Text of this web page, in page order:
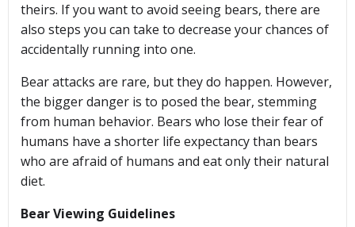
theirs. If you want to avoid seeing bears, there are
also steps you can take to decrease your chances of
accidentally running into one.
Bear attacks are rare, but they do happen. However,
the bigger danger is to posed the bear, stemming
from human behavior. Bears who lose their fear of
humans have a shorter life expectancy than bears
who are afraid of humans and eat only their natural
diet.
Bear Viewing Guidelines